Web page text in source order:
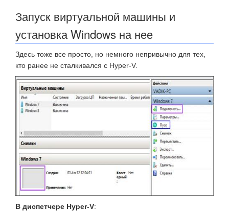
Запуск виртуальной машины и
установка Windows на нее
Здесь тоже все просто, но немного непривычно для тех,
кто ранее не сталкивался с Hyper-V.
В диспетчере Hyper-V: